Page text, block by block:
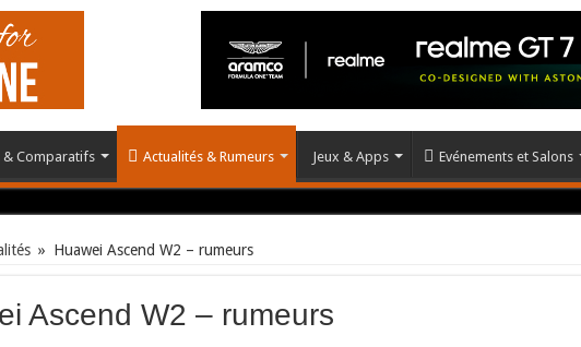
& Comparatifs Actualités & Rumeurs Jeux & Apps Evénements et Salons
» Huawei Ascend W2 – rumeurs
Ascend W2 – rumeurs